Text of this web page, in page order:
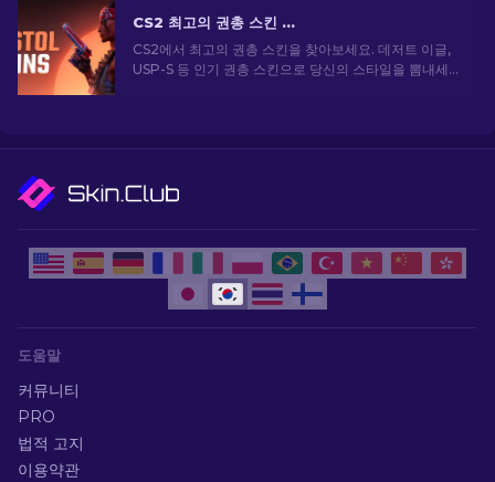
CS2 최고의 권총 스킨 [2026]
CS2에서 최고의 권총 스킨을 찾아보세요. 데저트 이글,
USP-S 등 인기 권총 스킨으로 당신의 스타일을 뽐내세
도움말
커뮤니티
PRO
법적 고지
이용약관